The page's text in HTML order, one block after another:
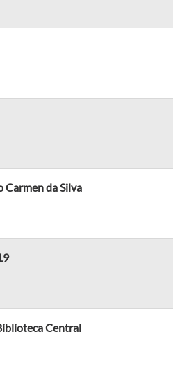
Carmen da Silva
Central